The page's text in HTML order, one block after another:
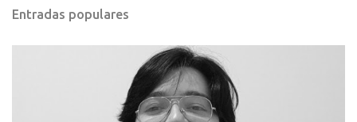
Entradas populares